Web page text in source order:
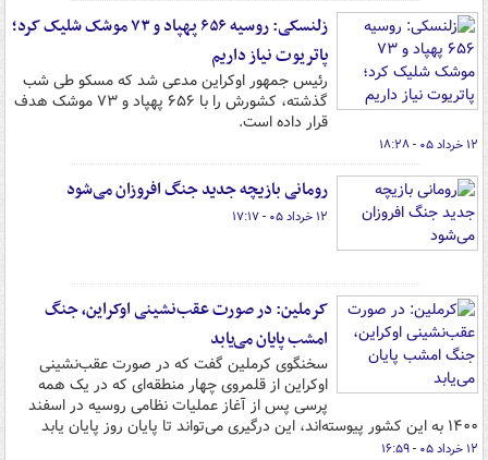
زلنسکی: روسیه ۶۵۶ پهپاد و ۷۳ موشک شلیک کرد؛
پاتریوت نیاز داریم
رئیس جمهور اوکراین مدعی شد که مسکو طی شب
گذشته، کشورش را با ۶۵۶ پهپاد و ۷۳ موشک هدف
قرار داده است.
۱۲ خرداد ۰۵ - ۱۸:۲۸
رومانی بازیچه جدید جنگ افروزان می‌شود
۱۲ خرداد ۰۵ - ۱۷:۱۷
کرملین: در صورت عقب‌نشینی اوکراین، جنگ
امشب پایان می‌یابد
سخنگوی کرملین گفت که در صورت عقب‌نشینی
اوکراین از قلمروی چهار منطقه‌ای که در یک همه
پرسی پس از آغاز عملیات نظامی روسیه در اسفند
۱۴۰۰ به این کشور پیوسته‌اند، این درگیری می‌تواند تا پایان روز پایان یابد
۱۲ خرداد ۰۵ - ۱۶:۵۹